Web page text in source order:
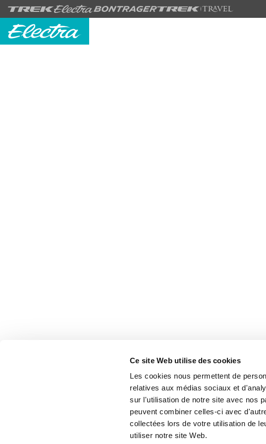
Ce site Web utilise des cookies
Les cookies nous permettent de
relatives aux médias sociaux et
sur l'utilisation de notre site avec nos
peuvent combiner celles-ci avec
collectées lors de votre utilisation de
utiliser notre site Web.